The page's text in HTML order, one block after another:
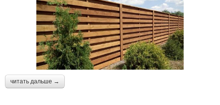
читать дальше →